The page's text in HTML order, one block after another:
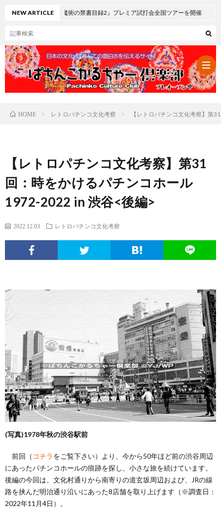
パ
メ
ニ
ュ
ー
ス
コ
文
化
考
察
ん
こ
ヒ
ュ
ー
マ
ン
な
疑
問
体
ノ
ー
ト
の
サ
イ
ト
に
て
NEW ARTICLE
の禁書目録2』プレミア試打会全国ツアーを開催
HOME レトロパチンコ文化考察 【レトロパチンコ文化考察】第
【レトロパチンコ文化考察】第31
回：時をかけるパチンコホール
1972-2022 in 渋谷<後編>
2022.12.03 レトロパチンコ文化考察
(写真)1978年秋の渋谷駅前
前回（ コチラをご覧下さい）より、今から50年ほど前の渋谷周辺
にあったパチンコホールの痕跡を探し、小さな旅を続けています。
後編の今回は、文化村通りから南寄りの道玄坂周辺および、JRの線
路を挟んだ明治通り沿いにあった8店舗を取り上げます（※調査日：
2022年11月4日）。